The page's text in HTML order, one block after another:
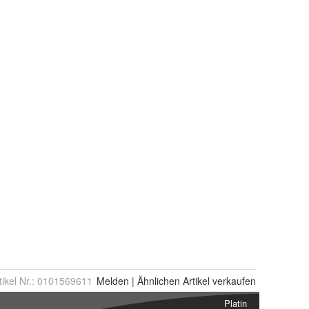
Nr.: 0101569611 Melden | Ähnlichen Artikel verkaufen
Platin